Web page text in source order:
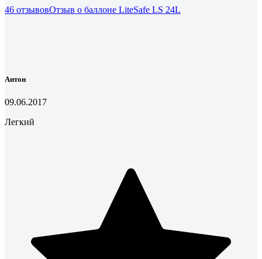
46 отзывовОтзыв о баллоне LiteSafe LS 24L
Антон
09.06.2017
Легкий